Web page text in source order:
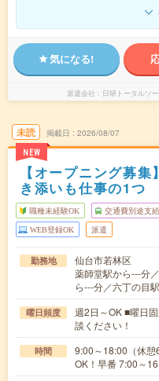
気になる!
派遣会社 日研トータルソ
未読
NEW
掲載日 2026/08/07
【オープニング募
き添いも仕事の1つ
職種未経験OK 交通費別途支
WEB登録OK 派遣
勤務地
仙台市若林区
薬師堂駅から---分
ら---分／六丁の目
曜日頻度
週2日～OK ■曜日
談ください！
時間
9:00～18:00（休憩
OK！早番 7:00～